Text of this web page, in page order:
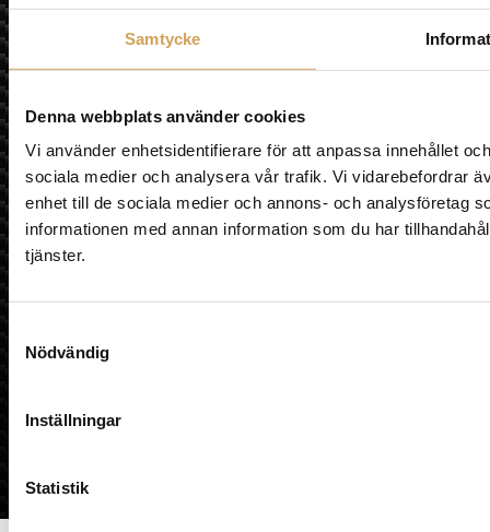
Samtycke
Denna webbplats använder cookies
Vi använder enhetsidentifierare för att anpassa innehållet
sociala medier och analysera vår trafik. Vi vidarebefordrar
enhet till de sociala medier och annons- och analysföretag
informationen med annan information som du har
tjänster.
Nödvändig
Inställningar
Statistik